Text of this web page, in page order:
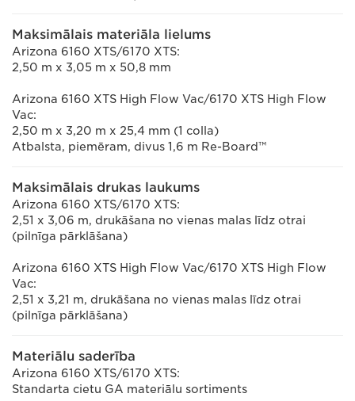
Maksimālais materiāla lielums
Arizona 6160 XTS/6170 XTS:
2,50 m x 3,05 m x 50,8 mm
Arizona 6160 XTS High Flow Vac/6170 XTS High Flow
Vac:
2,50 m x 3,20 m x 25,4 mm (1 colla)
Atbalsta, piemēram, divus 1,6 m Re-Board™
Maksimālais drukas laukums
Arizona 6160 XTS/6170 XTS:
2,51 x 3,06 m, drukāšana no vienas malas līdz otrai
(pilnīga pārklāšana)
Arizona 6160 XTS High Flow Vac/6170 XTS High Flow
Vac:
2,51 x 3,21 m, drukāšana no vienas malas līdz otrai
(pilnīga pārklāšana)
Materiālu saderība
Arizona 6160 XTS/6170 XTS:
Standarta cietu GA materiālu sortiments